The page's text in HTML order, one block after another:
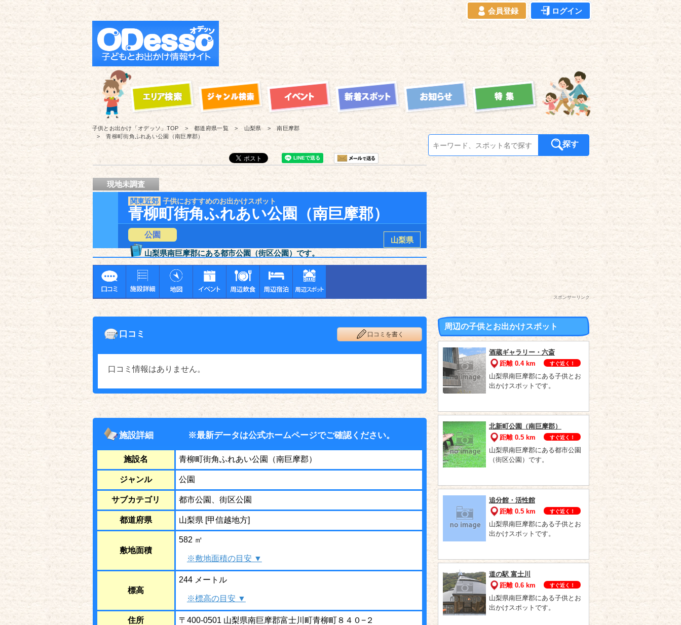
会員登録 ログイン
子供とお出かけ「オデッソ」 TOP 都道府県一覧 山梨県
南巨摩郡
青柳町街角ふれあい公園（南巨摩郡）
探す
現地未調査
関東近郊 子供におすすめのお出かけスポット
青柳町街角ふれあい公園（南巨摩郡）
公園
山梨県
山梨県南巨摩郡にある都市公園（街区公園）です。
口コミ 口コミを書く
口コミ情報はありません。
施設詳細 ※最新データは公式ホームページでご確認ください。
施設名 青柳町街角ふれあい公園（南巨摩郡）
ジャンル 公園
サブカテゴリ 都市公園、街区公園
都道府県 山梨県 [甲信越地方]
敷地面積
582 ㎡
※敷地面積の目安 ▼
標高
244 メートル
※標高の目安 ▼
住所 〒400-0501 山梨県南巨摩郡富士川町青柳町８４０−２
スポンサーリンク
周辺の子供とお出かけスポット
酒蔵ギャラリー・六斎
距離 0.4 km
すぐ近く！
山梨県南巨摩郡にある子供とお
出かけスポットです。
北新町公園（南巨摩郡）
距離 0.5 km
すぐ近く！
山梨県南巨摩郡にある都市公園
（街区公園）です。
追分館・活性館
距離 0.5 km
すぐ近く！
山梨県南巨摩郡にある子供とお
出かけスポットです。
道の駅 富士川
距離 0.6 km
すぐ近く！
山梨県南巨摩郡にある子供とお
出かけスポットです。